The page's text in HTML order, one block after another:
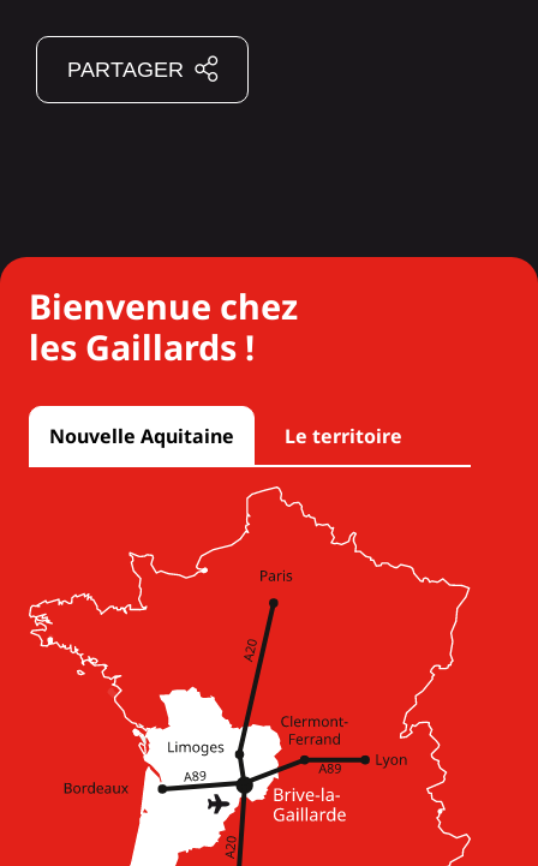
PARTAGER
Bienvenue chez
les Gaillards !
Nouvelle Aquitaine Le territoire